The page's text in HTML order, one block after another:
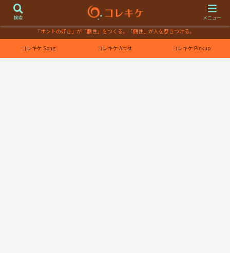
「ホントの好き」が「個性」をつくる。「個性」が人を惹きつける。
コレキケ Song コレキケ Artist コレキケ Pickup
検索 メニュー